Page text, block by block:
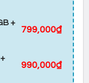
+
799,000₫
990,000₫